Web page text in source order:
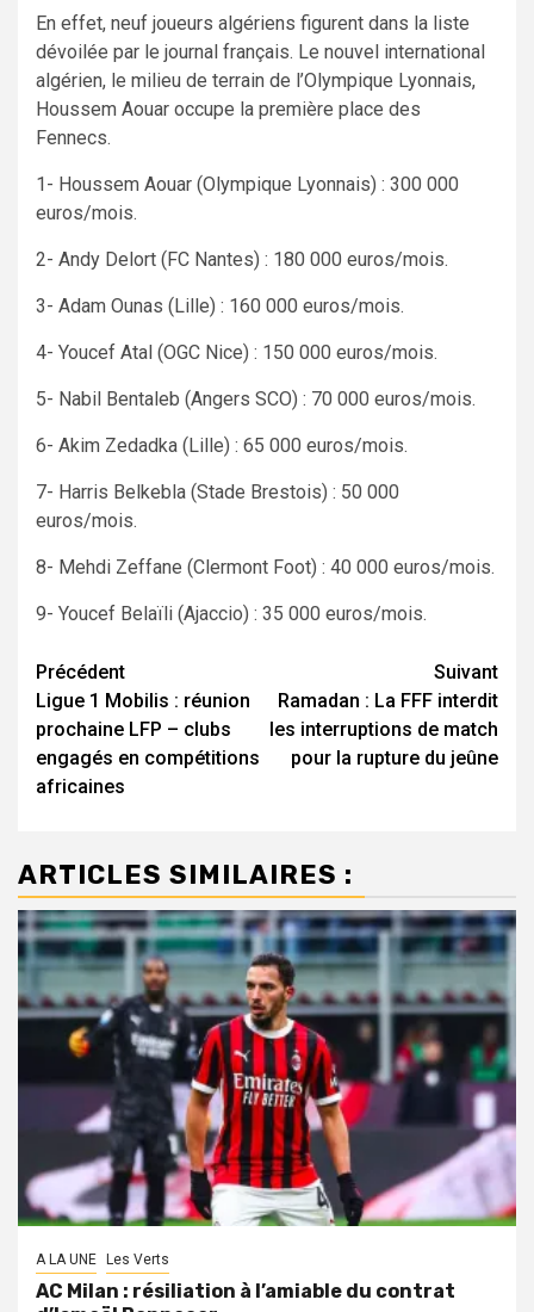
En effet, neuf joueurs algériens figurent dans la liste
dévoilée par le journal français. Le nouvel international
algérien, le milieu de terrain de l’Olympique Lyonnais,
Houssem Aouar occupe la première place des
Fennecs.
1- Houssem Aouar (Olympique Lyonnais) : 300 000
euros/mois.
2- Andy Delort (FC Nantes) : 180 000 euros/mois.
3- Adam Ounas (Lille) : 160 000 euros/mois.
4- Youcef Atal (OGC Nice) : 150 000 euros/mois.
5- Nabil Bentaleb (Angers SCO) : 70 000 euros/mois.
6- Akim Zedadka (Lille) : 65 000 euros/mois.
7- Harris Belkebla (Stade Brestois) : 50 000
euros/mois.
8- Mehdi Zeffane (Clermont Foot) : 40 000 euros/mois.
9- Youcef Belaïli (Ajaccio) : 35 000 euros/mois.
Navigation
d’article
Précédent
Ligue 1 Mobilis : réunion
prochaine LFP – clubs
engagés en compétitions
africaines
Suivant
Ramadan : La FFF interdit
les interruptions de match
pour la rupture du jeûne
ARTICLES SIMILAIRES :
A LA UNE Les Verts
AC Milan : résiliation à l’amiable du contrat